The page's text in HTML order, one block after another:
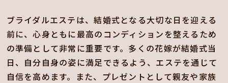
ブライダルエステは、結婚式となる大切な日を迎える
前に、心身ともに最高のコンディションを整えるため
の準備として非常に重要です。多くの花嫁が結婚式当
日、自分自身の姿に満足できるよう、エステを通じて
自信を高めます。また、プレゼントとして親友や家族